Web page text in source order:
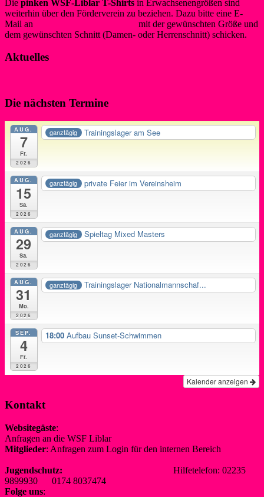
Die pinken WSF-Liblar T-Shirts in Erwachsenengrößen sind
weiterhin über den Förderverein zu beziehen. Dazu bitte eine E-
Mail an
mit der gewünschten Größe und
dem gewünschten Schnitt (Damen- oder Herrenschnitt) schicken.
Aktuelles
Die nächsten Termine
AUG.
7
Fr.
2026
ganztägig Trainingslager am See
AUG.
15
Sa.
2026
ganztägig private Feier im Vereinsheim
AUG.
29
Sa.
2026
ganztägig Spieltag Mixed Masters
AUG.
31
Mo.
2026
ganztägig Trainingslager Nationalmannschaf...
SEP.
4
Fr.
2026
18:00 Aufbau Sunset-Schwimmen
Kalender anzeigen
Kontakt
Websitegäste:
Anfragen an die WSF Liblar
Mitglieder: Anfragen zum Login für den internen Bereich
Jugendschutz:
Hilfetelefon: 02235
9899930 0174 8037474
Folge uns: